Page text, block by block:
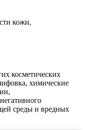
кожи,
косметических
химические
среды и вредных